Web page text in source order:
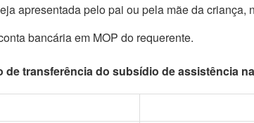
apresentada pelo pai ou pela mãe da criança,
bancária em MOP do requerente.
transferência do subsídio de assistência